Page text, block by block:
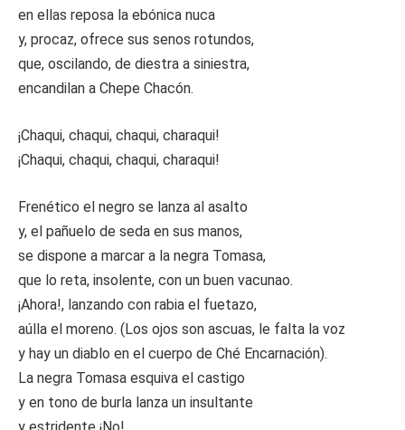
en ellas reposa la ebónica nuca
y, procaz, ofrece sus senos rotundos,
que, oscilando, de diestra a siniestra,
encandilan a Chepe Chacón.
¡Chaqui, chaqui, chaqui, charaqui!
¡Chaqui, chaqui, chaqui, charaqui!
Frenético el negro se lanza al asalto
y, el pañuelo de seda en sus manos,
se dispone a marcar a la negra Tomasa,
que lo reta, insolente, con un buen vacunao.
¡Ahora!, lanzando con rabia el fuetazo,
aúlla el moreno. (Los ojos son ascuas, le falta la voz
y hay un diablo en el cuerpo de Ché Encarnación).
La negra Tomasa esquiva el castigo
y en tono de burla lanza un insultante